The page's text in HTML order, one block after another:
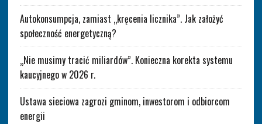
Autokonsumpcja, zamiast „kręcenia licznika”. Jak założyć
społeczność energetyczną?
„Nie musimy tracić miliardów”. Konieczna korekta systemu
kaucyjnego w 2026 r.
Ustawa sieciowa zagrozi gminom, inwestorom i odbiorcom
energii